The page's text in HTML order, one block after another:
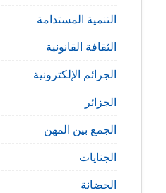
التنمية المستدامة
الثقافة القانونية
الجرائم الإلكترونية
الجزائر
الجمع بين المهن
الجنايات
الحضانة